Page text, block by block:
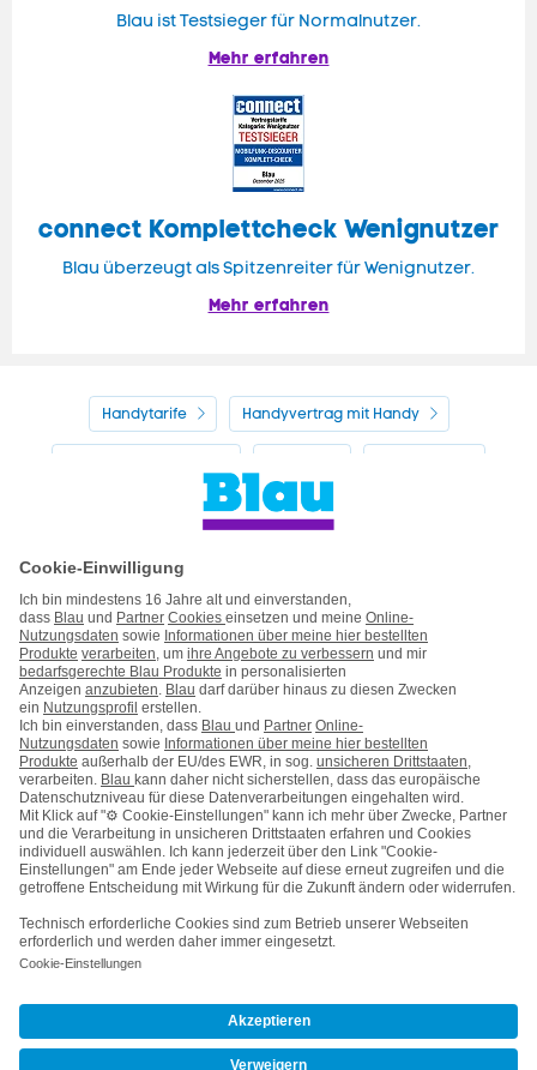
Blau ist Testsieger für Normalnutzer.
Mehr erfahren
connect Komplettcheck Wenignutzer
Blau überzeugt als Spitzenreiter für Wenignutzer.
Mehr erfahren
Handytarife Handyvertrag mit Handy
Handyvertrag ohne Handy
Kontakt Impressum AGB & Pflichtinformationen
Hinweise ElektroG/BattG Datenschutz
Barrierefreiheit Karriere Cookie-Einstellungen
Kooperations- & Werbepartner Vertrag widerrufen
Vertrag kündigen
Nach oben
© Telefónica Germany GmbH & Co. OHG